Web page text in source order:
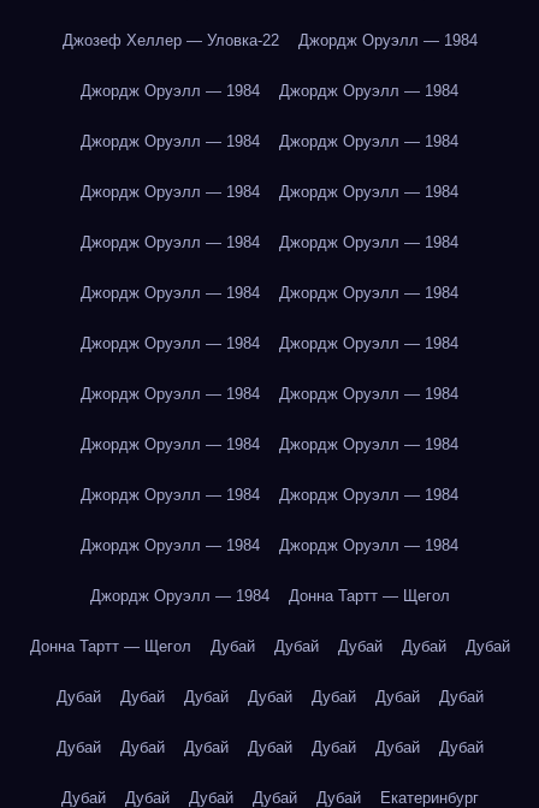
Джозеф Хеллер — Уловка-22 Джордж Оруэлл — 1984
Джордж Оруэлл — 1984 Джордж Оруэлл — 1984
Джордж Оруэлл — 1984 Джордж Оруэлл — 1984
Джордж Оруэлл — 1984 Джордж Оруэлл — 1984
Джордж Оруэлл — 1984 Джордж Оруэлл — 1984
Джордж Оруэлл — 1984 Джордж Оруэлл — 1984
Джордж Оруэлл — 1984 Джордж Оруэлл — 1984
Джордж Оруэлл — 1984 Джордж Оруэлл — 1984
Джордж Оруэлл — 1984 Джордж Оруэлл — 1984
Джордж Оруэлл — 1984 Джордж Оруэлл — 1984
Джордж Оруэлл — 1984 Джордж Оруэлл — 1984
Джордж Оруэлл — 1984 Донна Тартт — Щегол
Донна Тартт — Щегол Дубай Дубай Дубай Дубай Дубай
Дубай Дубай Дубай Дубай Дубай Дубай Дубай
Дубай Дубай Дубай Дубай Дубай Дубай Дубай
Дубай Дубай Дубай Дубай Дубай Екатеринбург